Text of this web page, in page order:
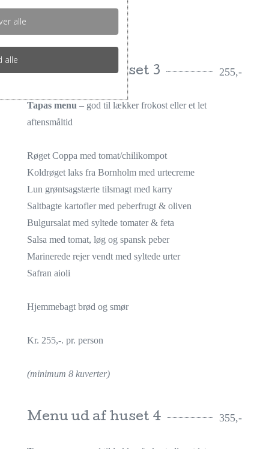
Menu ud af huset 3 255,-
Tapas menu – god til lækker frokost eller et let
aftensmåltid
Røget Coppa med tomat/chilikompot
Koldrøget laks fra Bornholm med urtecreme
Lun grøntsagstærte tilsmagt med karry
Saltbagte kartofler med peberfrugt & oliven
Bulgursalat med syltede tomater & feta
Salsa med tomat, løg og spansk peber
Marinerede rejer vendt med syltede urter
Safran aioli
Hjemmebagt brød og smør
Kr. 255,-. pr. person
(minimum 8 kuverter)
Menu ud af huset 4 355,-
alle
alle